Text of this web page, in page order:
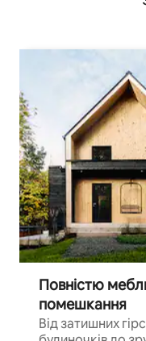
Повністю
помешкання
Від затишних